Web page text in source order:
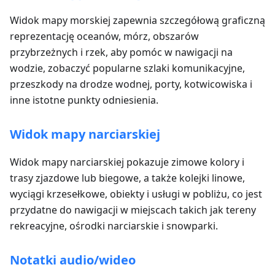
Widok mapy morskiej zapewnia szczegółową graficzną
reprezentację oceanów, mórz, obszarów
przybrzeżnych i rzek, aby pomóc w nawigacji na
wodzie, zobaczyć popularne szlaki komunikacyjne,
przeszkody na drodze wodnej, porty, kotwicowiska i
inne istotne punkty odniesienia.
Widok mapy narciarskiej
Widok mapy narciarskiej pokazuje zimowe kolory i
trasy zjazdowe lub biegowe, a także kolejki linowe,
wyciągi krzesełkowe, obiekty i usługi w pobliżu, co jest
przydatne do nawigacji w miejscach takich jak tereny
rekreacyjne, ośrodki narciarskie i snowparki.
Notatki audio/wideo